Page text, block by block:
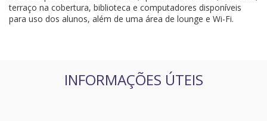
terraço na cobertura, biblioteca e computadores disponíveis
para uso dos alunos, além de uma área de lounge e Wi-Fi.
INFORMAÇÕES ÚTEIS